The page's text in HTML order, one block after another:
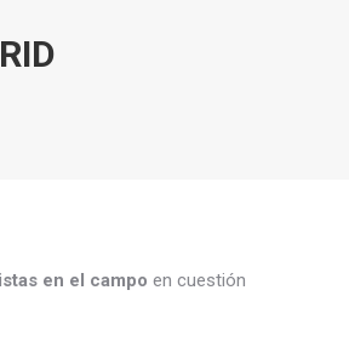
en el campo en cuestión